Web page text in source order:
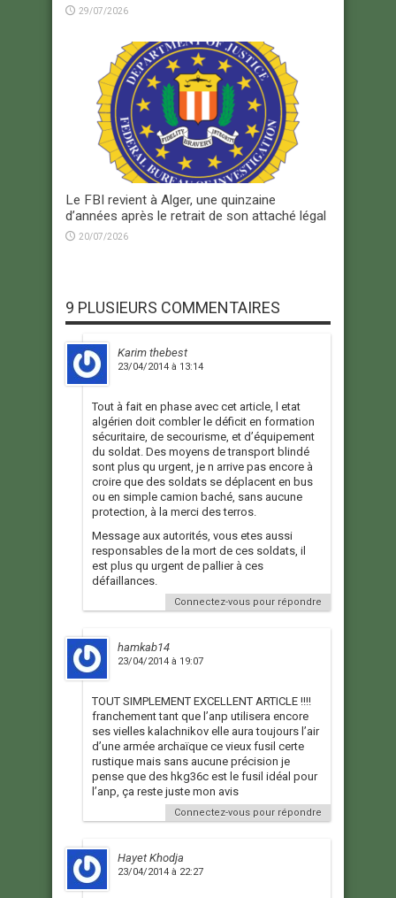
29/07/2026
Le FBI revient à Alger, une quinzaine
d’années après le retrait de son attaché légal
20/07/2026
9 PLUSIEURS COMMENTAIRES
Karim thebest
23/04/2014 à 13:14
Tout à fait en phase avec cet article, l etat
algérien doit combler le déficit en formation
sécuritaire, de secourisme, et d’équipement
du soldat. Des moyens de transport blindé
sont plus qu urgent, je n arrive pas encore à
croire que des soldats se déplacent en bus
ou en simple camion baché, sans aucune
protection, à la merci des terros.
Message aux autorités, vous etes aussi
responsables de la mort de ces soldats, il
est plus qu urgent de pallier à ces
défaillances.
Connectez-vous pour répondre
hamkab14
23/04/2014 à 19:07
TOUT SIMPLEMENT EXCELLENT ARTICLE !!!!
franchement tant que l’anp utilisera encore
ses vielles kalachnikov elle aura toujours l’air
d’une armée archaïque ce vieux fusil certe
rustique mais sans aucune précision je
pense que des hkg36c est le fusil idéal pour
l’anp, ça reste juste mon avis
Connectez-vous pour répondre
Hayet Khodja
23/04/2014 à 22:27